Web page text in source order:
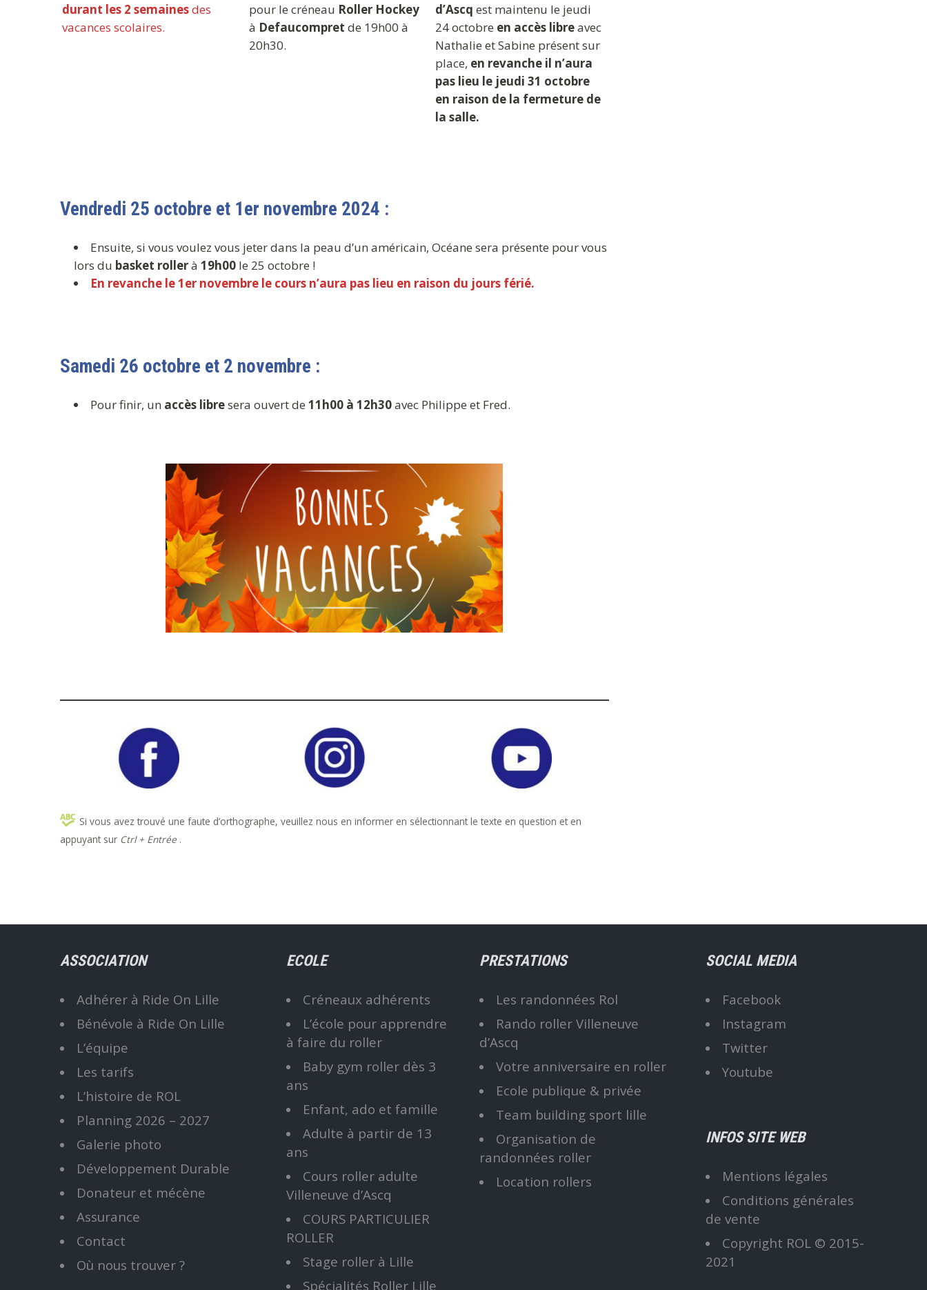
durant les 2 semainesdes
vacances scolaires.
pour le créneau Roller Hockey
à Defaucompret de 19h00 à
20h30.
d’Ascq est maintenu le jeudi
24 octobre en accès libreavec
Nathalie et Sabine présent sur
place, en revanche il n’aura
pas lieu le jeudi 31 octobre
en raison de la fermeture de
la salle.
Vendredi 25 octobre et 1er novembre 2024 :
Ensuite, si vous voulez vous jeter dans la peau d’un américain, Océane sera présente pour vous
lors du basket rollerà 19h00 le 25 octobre !
En revanche le 1er novembre le cours n’aura pas lieu en raison du jours férié.
Samedi 26 octobre et 2 novembre :
Pour finir, un accès libresera ouvert de 11h00 à 12h30avec Philippe et Fred.
Si vous avez trouvé une faute d’orthographe, veuillez nous en informer en sélectionnant le texte en question et en
appuyant sur Ctrl + Entrée .
ASSOCIATION
Adhérer à Ride On Lille
Bénévole à Ride On Lille
L’équipe
Les tarifs
L’histoire de ROL
Planning 2026 – 2027
Galerie photo
Développement Durable
Donateur et mécène
Assurance
Contact
Où nous trouver ?
ECOLE
Créneaux adhérents
L’école pour apprendre
à faire du roller
Baby gym roller dès 3
ans
Enfant, ado et famille
Adulte à partir de 13
ans
Cours roller adulte
Villeneuve d’Ascq
COURS PARTICULIER
ROLLER
Stage roller à Lille
Spécialités Roller Lille
PRESTATIONS
Les randonnées Rol
Rando roller Villeneuve
d’Ascq
Votre anniversaire en roller
Ecole publique & privée
Team building sport lille
Organisation de
randonnées roller
Location rollers
SOCIAL MEDIA
Facebook
Instagram
Twitter
Youtube
INFOS SITE WEB
Mentions légales
Conditions générales
de vente
Copyright ROL © 2015-
2021